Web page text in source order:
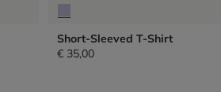
Short-Sleeved T-Shirt
€ 35,00